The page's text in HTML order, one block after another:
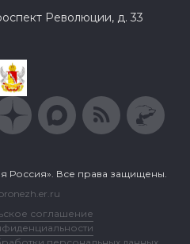
Революции, д. 33
Россия». Все права защищены.
соглашение